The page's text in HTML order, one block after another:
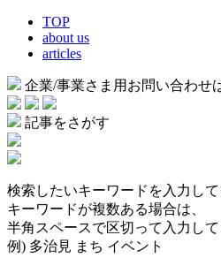
TOP
about us
articles
企業/事業さま用お問い合わせ
記事をさがす
検索したいキーワードを入力して
キーワードが複数ある場合は、
半角スペースで区切って入力して
例) 多治見 まち イベント